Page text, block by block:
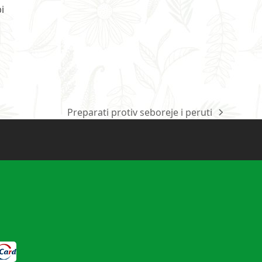
next
Preparati protiv seboreje i peruti